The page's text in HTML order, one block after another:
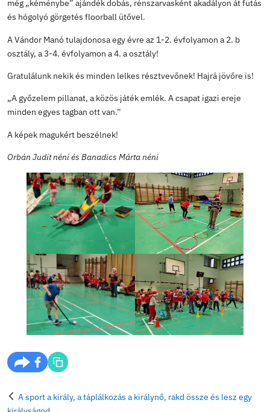
án megrendezésre került a Mikulás Kupa, ahol az alsó
diákok, kicsik és nagyok pirosba öltözve és nagy
részt egy nem mindennapi játékos sportversenyen.
karikákból hóembert építeni, pléd segítségével
húzni, segíteni a Mikulásnak a puttonyát vinni,
„összevarrni”, azaz összegyűjtött puzzle darabokból
még „kéménybe” ajándék dobás, rénszarvasként
és hógolyó görgetés floorball ütővel.
A Vándor Manó tulajdonosa egy évre az 1-2.
osztály, a 3-4. évfolyamon a 4. a osztály!
Gratulálunk nekik és minden lelkes résztvevőnek!
„A győzelem pillanat, a közös játék emlék. A csapat
minden egyes tagban ott van.”
A képek magukért beszélnek!
Orbán Judit néni és Banadics Márta néni